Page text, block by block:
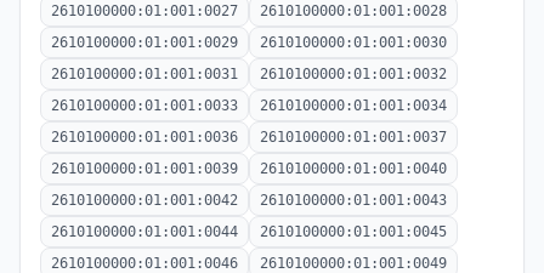
2610100000:01:001:0027
2610100000:01:001:0028
2610100000:01:001:0029
2610100000:01:001:0030
2610100000:01:001:0031
2610100000:01:001:0032
2610100000:01:001:0033
2610100000:01:001:0034
2610100000:01:001:0036
2610100000:01:001:0037
2610100000:01:001:0039
2610100000:01:001:0040
2610100000:01:001:0042
2610100000:01:001:0043
2610100000:01:001:0044
2610100000:01:001:0045
2610100000:01:001:0046
2610100000:01:001:0049